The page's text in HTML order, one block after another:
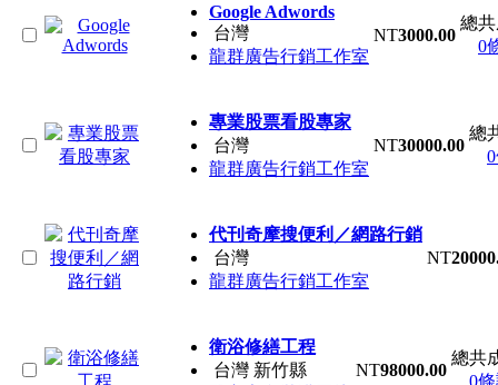
Google Adwords
台灣
龍群廣告行銷工作室
NT3000.00
總
0
專業股票看股專家
台灣
龍群廣告行銷工作室
NT30000.00
總
代刊奇摩搜便利／網路行銷
台灣
龍群廣告行銷工作室
NT
衛浴修繕工程
台灣 新竹縣
NT98000.00
總共
0